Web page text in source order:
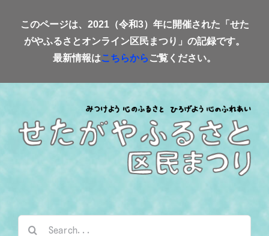
content
このページは、2021（令和3）年に開催された「せた
がやふるさとオンライン区民まつり」の記録です。
最新情報はこちらから ご覧ください。